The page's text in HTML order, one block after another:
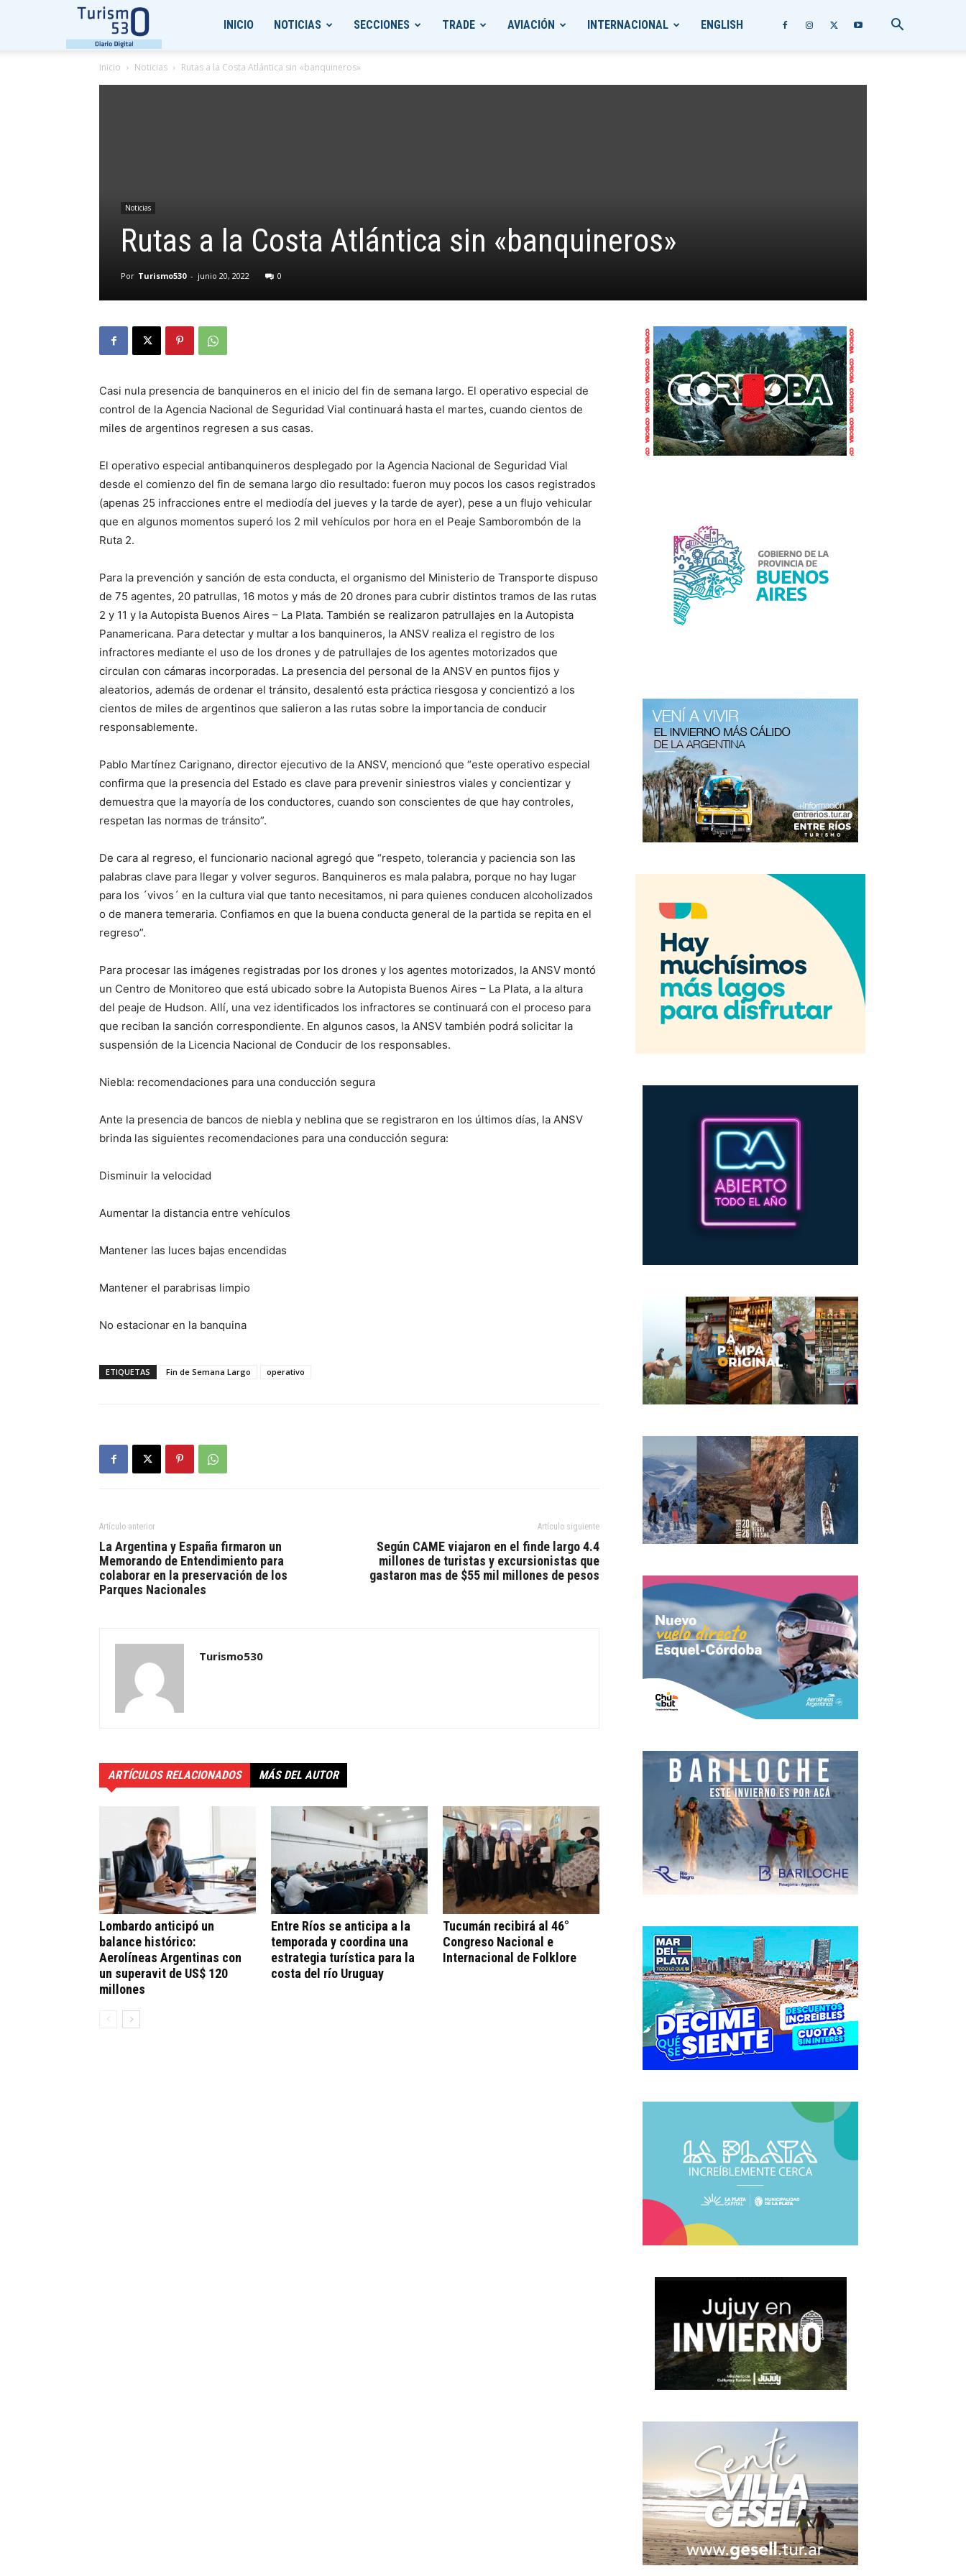
INICIO NOTICIAS SECCIONES TRADE AVIACIÓN INTERNACIONAL ENGLISH
Inicio Noticias Rutas a la Costa Atlántica sin «banquineros»
Noticias
Rutas a la Costa Atlántica sin «banquineros»
Por Turismo530 - junio 20, 2022 0
Casi nula presencia de banquineros en el inicio del fin de semana largo. El operativo especial de
control de la Agencia Nacional de Seguridad Vial continuará hasta el martes, cuando cientos de
miles de argentinos regresen a sus casas.
El operativo especial antibanquineros desplegado por la Agencia Nacional de Seguridad Vial
desde el comienzo del fin de semana largo dio resultado: fueron muy pocos los casos registrados
(apenas 25 infracciones entre el mediodía del jueves y la tarde de ayer), pese a un flujo vehicular
que en algunos momentos superó los 2 mil vehículos por hora en el Peaje Samborombón de la
Ruta 2.
Para la prevención y sanción de esta conducta, el organismo del Ministerio de Transporte dispuso
de 75 agentes, 20 patrullas, 16 motos y más de 20 drones para cubrir distintos tramos de las rutas
2 y 11 y la Autopista Buenos Aires – La Plata. También se realizaron patrullajes en la Autopista
Panamericana. Para detectar y multar a los banquineros, la ANSV realiza el registro de los
infractores mediante el uso de los drones y de patrullajes de los agentes motorizados que
circulan con cámaras incorporadas. La presencia del personal de la ANSV en puntos fijos y
aleatorios, además de ordenar el tránsito, desalentó esta práctica riesgosa y concientizó a los
cientos de miles de argentinos que salieron a las rutas sobre la importancia de conducir
responsablemente.
Pablo Martínez Carignano, director ejecutivo de la ANSV, mencionó que “este operativo especial
confirma que la presencia del Estado es clave para prevenir siniestros viales y concientizar y
demuestra que la mayoría de los conductores, cuando son conscientes de que hay controles,
respetan las normas de tránsito”.
De cara al regreso, el funcionario nacional agregó que “respeto, tolerancia y paciencia son las
palabras clave para llegar y volver seguros. Banquineros es mala palabra, porque no hay lugar
para los ´vivos´ en la cultura vial que tanto necesitamos, ni para quienes conducen alcoholizados
o de manera temeraria. Confiamos en que la buena conducta general de la partida se repita en el
regreso”.
Para procesar las imágenes registradas por los drones y los agentes motorizados, la ANSV montó
un Centro de Monitoreo que está ubicado sobre la Autopista Buenos Aires – La Plata, a la altura
del peaje de Hudson. Allí, una vez identificados los infractores se continuará con el proceso para
que reciban la sanción correspondiente. En algunos casos, la ANSV también podrá solicitar la
suspensión de la Licencia Nacional de Conducir de los responsables.
Niebla: recomendaciones para una conducción segura
Ante la presencia de bancos de niebla y neblina que se registraron en los últimos días, la ANSV
brinda las siguientes recomendaciones para una conducción segura:
Disminuir la velocidad
Aumentar la distancia entre vehículos
Mantener las luces bajas encendidas
Mantener el parabrisas limpio
No estacionar en la banquina
ETIQUETAS Fin de Semana Largo operativo
Artículo anterior
La Argentina y España firmaron un
Memorando de Entendimiento para
colaborar en la preservación de los
Parques Nacionales
Artículo siguiente
Según CAME viajaron en el finde largo 4.4
millones de turistas y excursionistas que
gastaron mas de $55 mil millones de pesos
Turismo530
ARTÍCULOS RELACIONADOS MÁS DEL AUTOR
Lombardo anticipó un
balance histórico:
Aerolíneas Argentinas con
un superavit de US$ 120
millones
Entre Ríos se anticipa a la
temporada y coordina una
estrategia turística para la
costa del río Uruguay
Tucumán recibirá al 46°
Congreso Nacional e
Internacional de Folklore